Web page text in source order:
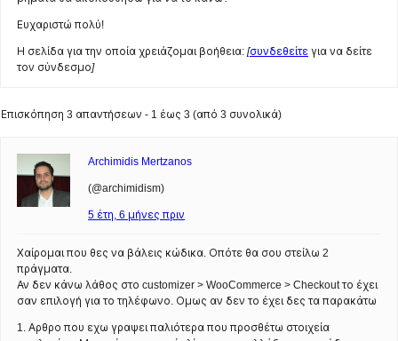
Ευχαριστώ πολύ!
Η σελίδα για την οποία χρειάζομαι βοήθεια: [συνδεθείτε για να δείτε
τον σύνδεσμο]
Επισκόπηση 3 απαντήσεων - 1 έως 3 (από 3 συνολικά)
Archimidis Mertzanos
(@archimidism)
5 έτη, 6 μήνες πριν
Χαίρομαι που θες να βάλεις κώδικα. Οπότε θα σου στείλω 2
πράγματα.
Αν δεν κάνω λάθος στο customizer > WooCommerce > Checkout το έχει
σαν επιλογή για το τηλέφωνο. Ομως αν δεν το έχει δες τα παρακάτω
1. Αρθρο που εχω γραψει παλιότερα που προσθέτω στοιχεία